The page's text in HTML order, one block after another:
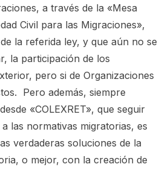
a través de la «Mesa
Civil para las Migraciones»,
la referida ley, y que aún no se
la participación de los
pero si de Organizaciones
Pero además, siempre
«COLEXRET», que seguir
las normativas migratorias, es
verdaderas soluciones de la
o mejor, con la creación de